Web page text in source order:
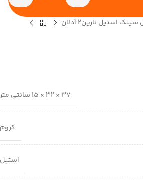
استیل نارین2 آدلان
37 × 32 × 15 سانتی متر
کروم
استیل